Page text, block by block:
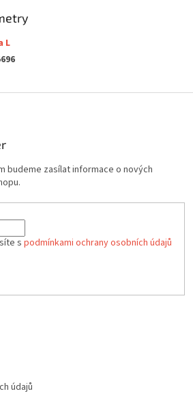
L
budeme zasílat informace o nových
s podmínkami ochrany osobních údajů
údajů